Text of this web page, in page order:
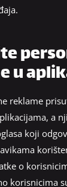
u
reklame
a
koji
o
korisnicima